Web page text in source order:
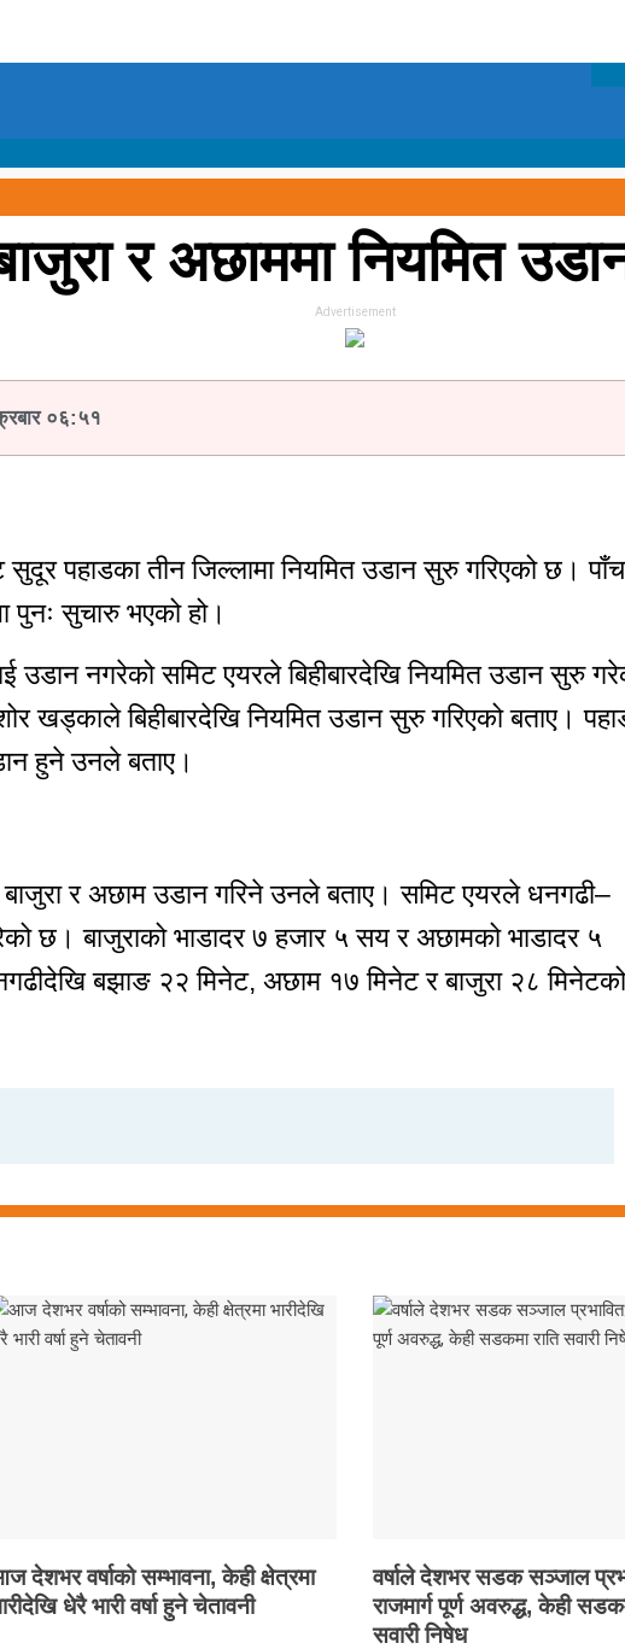
र अछाममा नियमित
Advertisement
०६:५१
पहाडका तीन जिल्लामा नियमित उडान सुरु गरिएको छ। पाँच
पुनः सुचारु भएको हो।
उडान नगरेको समिट एयरले बिहीबारदेखि नियमित उडान सुरु
खड्काले बिहीबारदेखि नियमित उडान सुरु गरिएको बताए।
हुने उनले बताए।
बाजुरा र अछाम उडान गरिने उनले बताए। समिट एयरले धनगढी–
छ। बाजुराको भाडादर ७ हजार ५ सय र अछामको भाडादर ५
बझाङ २२ मिनेट, अछाम १७ मिनेट र बाजुरा २८ मिनेटको
देशभर वर्षाको सम्भावना, केही क्षेत्रमा
धेरै भारी वर्षा हुने चेतावनी
वर्षाले देशभर सडक सञ्जाल
राजमार्ग पूर्ण अवरुद्ध, केही
सवारी निषेध